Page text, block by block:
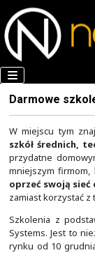
Darmowe
W miejscu
szkół
przydatne
mniejszym
oprzeć swoją
zamiast